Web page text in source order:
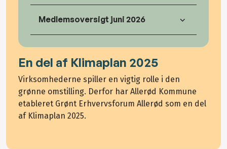
Medlemsoversigt juni 2026
En del af Klimaplan 2025
Virksomhederne spiller en vigtig rolle i den
grønne omstilling. Derfor har Allerød Kommune
etableret Grønt Erhvervsforum Allerød som en del
af Klimaplan 2025.